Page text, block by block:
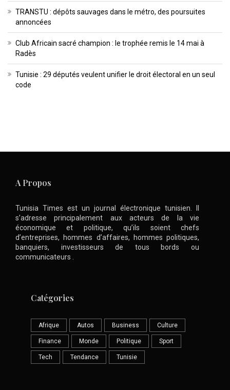
TRANSTU : dépôts sauvages dans le métro, des poursuites
annoncées
Club Africain sacré champion : le trophée remis le 14 mai à
Radès
Tunisie : 29 députés veulent unifier le droit électoral en un seul
code
A Propos
Tunisia Times est un journal électronique tunisien. Il
s’adresse principalement aux acteurs de la vie
économique et politique, qu’ils soient chefs
d’entreprises, hommes d’affaires, hommes politiques,
banquiers, investisseurs de tous bords ou
communicateurs .
Catégories
Afrique Autos Business Culture
Finance Monde Politique Sport
Tech Tendance Tunisie